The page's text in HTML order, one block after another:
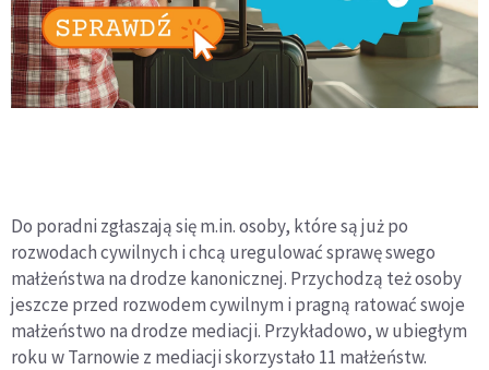
Do poradni zgłaszają się m.in. osoby, które są już po
rozwodach cywilnych i chcą uregulować sprawę swego
małżeństwa na drodze kanonicznej. Przychodzą też osoby
jeszcze przed rozwodem cywilnym i pragną ratować swoje
małżeństwo na drodze mediacji. Przykładowo, w ubiegłym
roku w Tarnowie z mediacji skorzystało 11 małżeństw.